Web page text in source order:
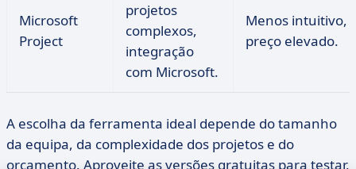
Microsoft
Project
projetos
complexos,
integração
com Microsoft.
Menos intuitivo,
preço elevado.
A escolha da ferramenta ideal depende do tamanho
da equipa, da complexidade dos projetos e do
orçamento. Aproveite as versões gratuitas para testar.